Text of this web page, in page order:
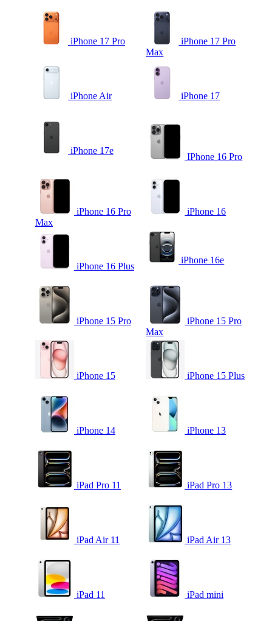
iPhone 17 Pro
iPhone 17 Pro
Max
iPhone Air iPhone 17
iPhone 17e
IPhone 16 Pro
iPhone 16 Pro
Max
iPhone 16
iPhone 16 Plus
iPhone 16e
iPhone 15 Pro
iPhone 15 Pro
Max
iPhone 15 iPhone 15 Plus
iPhone 14 iPhone 13
iPad Pro 11 iPad Pro 13
iPad Air 11 iPad Air 13
iPad 11 iPad mini